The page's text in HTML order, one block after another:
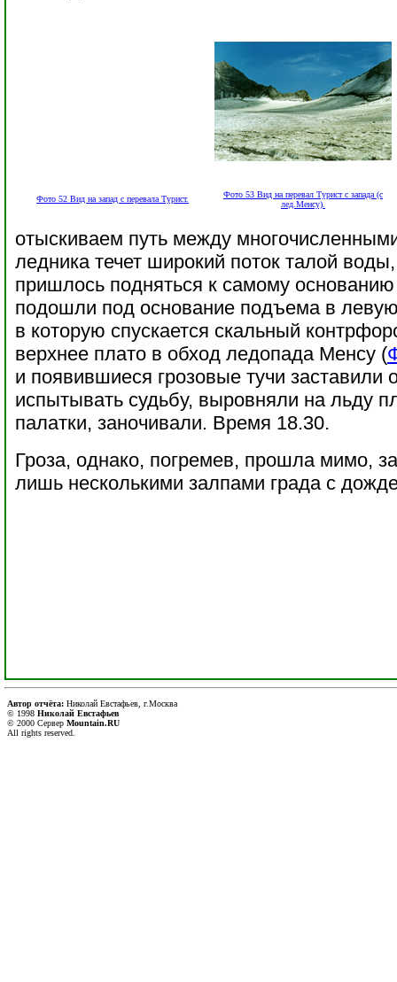
Фото 52 Вид на запад с перевала Турист.
Фото 53 Вид на перевал Турист с запада (с
лед.Менсу).
отыскиваем путь между
ледника течет широкий поток талой
пришлось подняться к самому
подошли под основание подъема в
в которую спускается скальный
верхнее плато в обход ледопада Менсу (
и появившиеся грозовые тучи заставили
испытывать судьбу, выровняли на льду
палатки, заночивали. Время 18.30.
Гроза, однако, погремев, прошла мимо,
лишь несколькими залпами града с
Автор отчёта: Николай Евстафьев, г.Москва
© 1998 Николай Евстафьев
© 2000 Сервер Mountain.RU
All rights reserved.